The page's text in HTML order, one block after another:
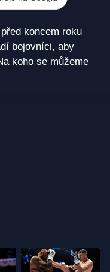
koncem roku
bojovníci, aby
koho se můžeme